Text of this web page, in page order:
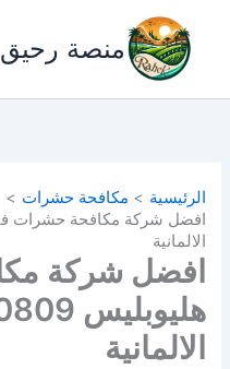
المحتوى
منصة رحيق
الرئيسية
مكافحة حشرات
الالمانية
افضل شركة
الالمانية